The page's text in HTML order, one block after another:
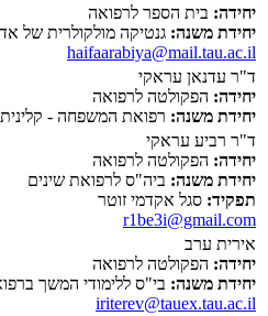
יחידה: בית הספר לרפואה
יחידת משנה: גנטיקה מולקולרית של
haifaarabiya@mail.tau.ac.il
ד"ר עדנאן עראקי
יחידה: הפקולטה לרפואה
יחידת משנה: רפואת המשפחה - קלינית
ד"ר רביע עראקי
יחידה: הפקולטה לרפואה
יחידת משנה: ביה"ס לרפואת שינים
תפקיד: סגל אקדמי זוטר
r1be3i@gmail.com
אירית ערב
יחידה: הפקולטה לרפואה
יחידת משנה: בי"ס ללימודי המשך
iriterev@tauex.tau.ac.il